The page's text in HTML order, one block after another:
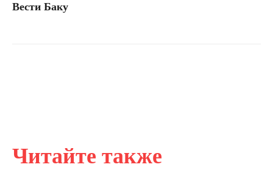
Читайте также
Вести Баку